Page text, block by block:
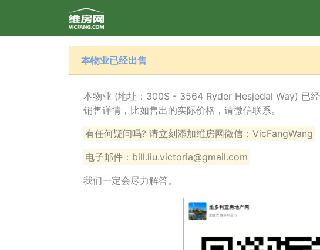
本物业已经出售
本物业 (地址：300S - 3564 Ryder Hesjedal Way) 已
销售详情，比如售出的实际价格，请微信联系。
有任何疑问吗? 请立刻添加维房网微信：VicFangWang
电子邮件：bill.liu.victoria@gmail.com
我们一定会尽力解答。